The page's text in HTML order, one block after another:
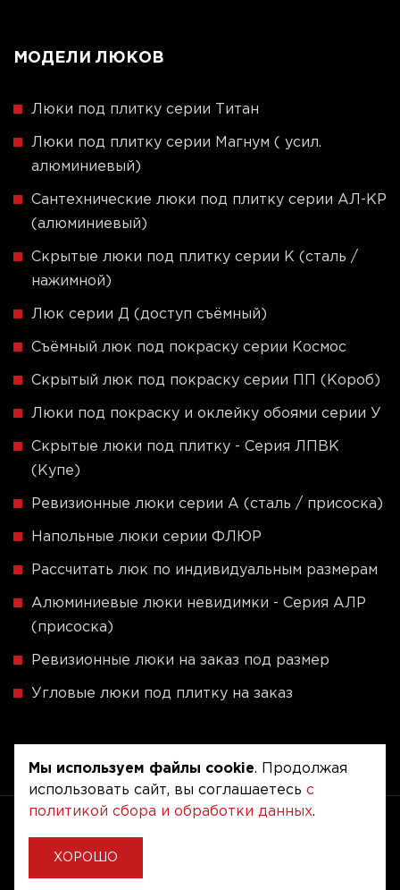
МОДЕЛИ ЛЮКОВ
Люки под плитку серии Титан
Люки под плитку серии Магнум ( усил.
алюминиевый)
Сантехнические люки под плитку серии АЛ-КР
(алюминиевый)
Скрытые люки под плитку серии K (сталь /
нажимной)
Люк серии Д (доступ съёмный)
Съёмный люк под покраску серии Космос
Скрытый люк под покраску серии ПП (Короб)
Люки под покраску и оклейку обоями серии У
Скрытые люки под плитку - Серия ЛПВК
(Купе)
Ревизионные люки серии A (сталь / присоска)
Напольные люки серии ФЛЮР
Рассчитать люк по индивидуальным размерам
Алюминиевые люки невидимки - Серия АЛР
(присоска)
Ревизионные люки на заказ под размер
Угловые люки под плитку на заказ
Copyright © 2020 - 2026. Люкер, ревизионные
сантехнические люки.
Разработка и продвижение -
Мы используем файлы cookie. Продолжая
использовать сайт, вы соглашаетесь с
политикой сбора и обработки данных.
ХОРОШО